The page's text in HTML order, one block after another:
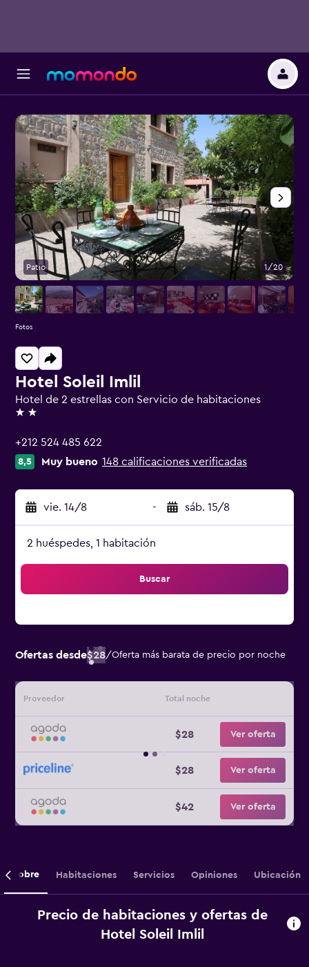
Hotel Soleil Imlil
Hotel de 2 estrellas con Servicio de habitaciones
2 estrellas
+212 524 485 622
8,5 Muy bueno 148 calificaciones verificadas
vie. 14/8 - sáb. 15/8
2 huéspedes, 1 habitación
Buscar
Ofertas desde$28/Oferta más barata de precio por noche
Proveedor Total noche
$28 Ver oferta
$28 Ver oferta
$42 Ver oferta
Patio 1/20
Fotos
Sobre Habitaciones Servicios Opiniones Ubicación
Precio de habitaciones y ofertas de
Hotel Soleil Imlil